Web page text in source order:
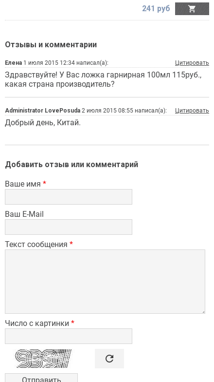

241 руб
Отзывы и комментарии
Елена 1 июля 2015 12:34 написал(а): Цитировать
Здравствуйте! У Вас ложка гарнирная 100мл 115руб.,
какая страна производитель?
Administrator LovePosuda 2 июля 2015 08:55 написал(а): Цитировать
Добрый день, Китай.
Добавить отзыв или комментарий
Ваше имя *
Ваш E-Mail
Текст сообщения *
Число с картинки *
 refresh